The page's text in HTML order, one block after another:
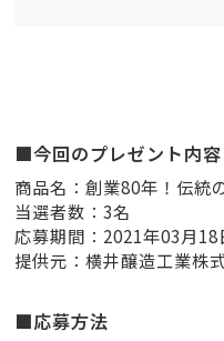
■今回のプレゼント内容
商品名：創業80年！伝統
当選者数：3名
応募期間：2021年03月
提供元：横井醸造工業株
■応募方法